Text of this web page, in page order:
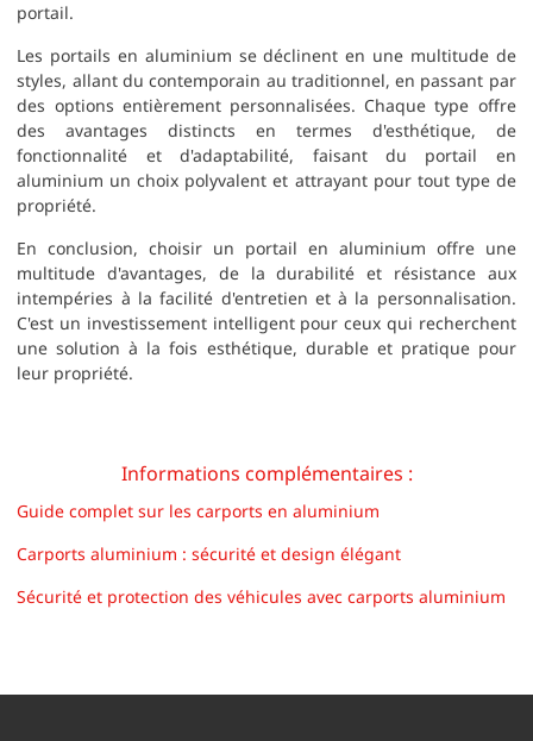
portail.
Les portails en aluminium se déclinent en une multitude de
styles, allant du contemporain au traditionnel, en passant par
des options entièrement personnalisées. Chaque type offre
des avantages distincts en termes d'esthétique, de
fonctionnalité et d'adaptabilité, faisant du portail en
aluminium un choix polyvalent et attrayant pour tout type de
propriété.
En conclusion, choisir un portail en aluminium offre une
multitude d'avantages, de la durabilité et résistance aux
intempéries à la facilité d'entretien et à la personnalisation.
C'est un investissement intelligent pour ceux qui recherchent
une solution à la fois esthétique, durable et pratique pour
leur propriété.
Informations complémentaires :
Guide complet sur les carports en aluminium
Carports aluminium : sécurité et design élégant
Sécurité et protection des véhicules avec carports aluminium